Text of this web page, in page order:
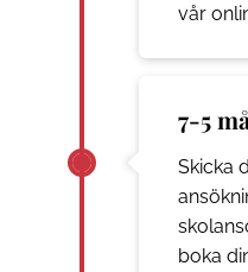
vår
7-5
Skicka
boka